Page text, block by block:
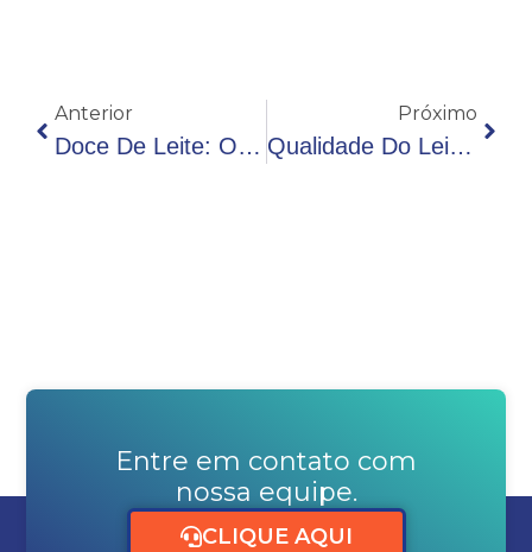
Anterior
Doce De Leite: O Que É A Reação De Maillard?
Próximo
Qualidade Do Leite: Parâmetros Fundamentais De Avaliação
Entre em contato com
nossa equipe.
CLIQUE AQUI